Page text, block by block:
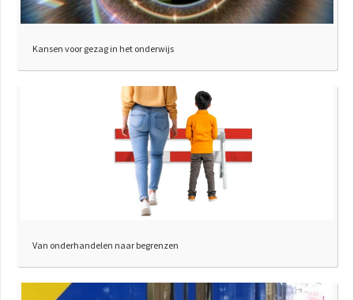
Kansen voor gezag in het onderwijs
Van onderhandelen naar begrenzen